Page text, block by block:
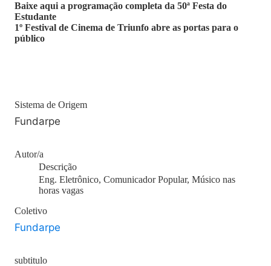
Baixe aqui a programação completa da 50ª Festa do
Estudante
1º Festival de Cinema de Triunfo abre as portas para o
público
Sistema de Origem
Fundarpe
Autor/a
Descrição
Eng. Eletrônico, Comunicador Popular, Músico nas
horas vagas
Coletivo
Fundarpe
subtitulo